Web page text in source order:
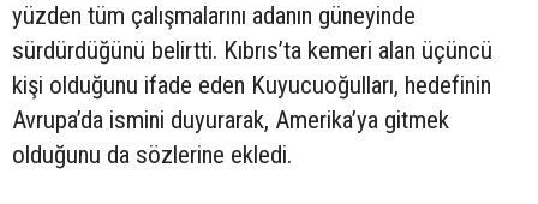
yüzden tüm çalışmalarını adanın güneyinde
sürdürdüğünü belirtti. Kıbrıs’ta kemeri alan üçüncü
kişi olduğunu ifade eden Kuyucuoğulları, hedefinin
Avrupa’da ismini duyurarak, Amerika’ya gitmek
olduğunu da sözlerine ekledi.